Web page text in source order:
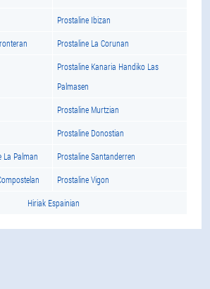
Prostaline Ibizan
Prostaline La Corunan
Prostaline Kanaria Handiko Las
Palmasen
Prostaline Murtzian
Prostaline Donostian
La Palman Prostaline Santanderren
Prostaline Vigon
Hiriak Espainian